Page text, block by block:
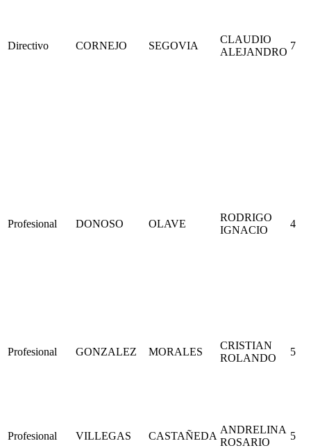
Directivo CORNEJO SEGOVIA
CLAUDIO
ALEJANDRO
7
Profesional DONOSO OLAVE
RODRIGO
IGNACIO
4
Profesional GONZALEZ MORALES
CRISTIAN
ROLANDO
5
Profesional VILLEGAS CASTAÑEDA
ANDRELINA
ROSARIO
5